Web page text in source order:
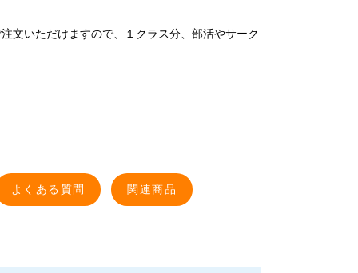
文いただけますので、１クラス分、部活やサーク
よくある質問 関連商品